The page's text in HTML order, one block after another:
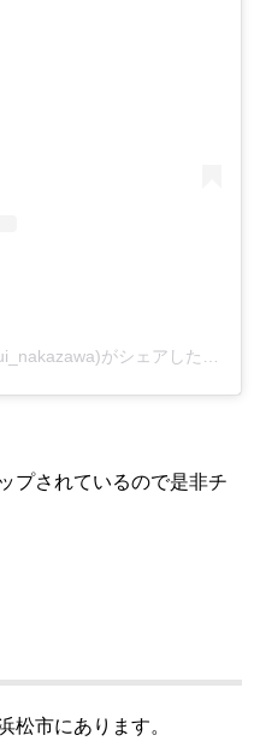
中澤希水・Kisui Nakazawa(@kisui_nakazawa)がシェアした投稿
プされているので是非チ
松市にあります。